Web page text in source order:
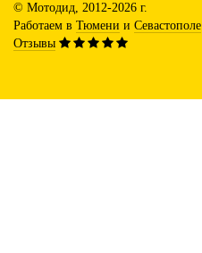
© Мотодид, 2012-2026 г.
Работаем в Тюмени и Севастополе
Отзывы